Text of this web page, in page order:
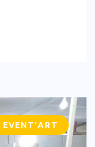
EVENT’ART